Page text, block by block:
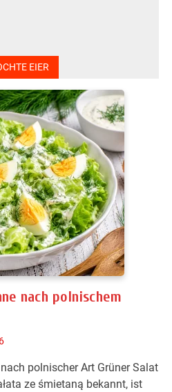
EIER
nach polnischem
polnischer Art Grüner Salat
ze śmietaną bekannt, ist